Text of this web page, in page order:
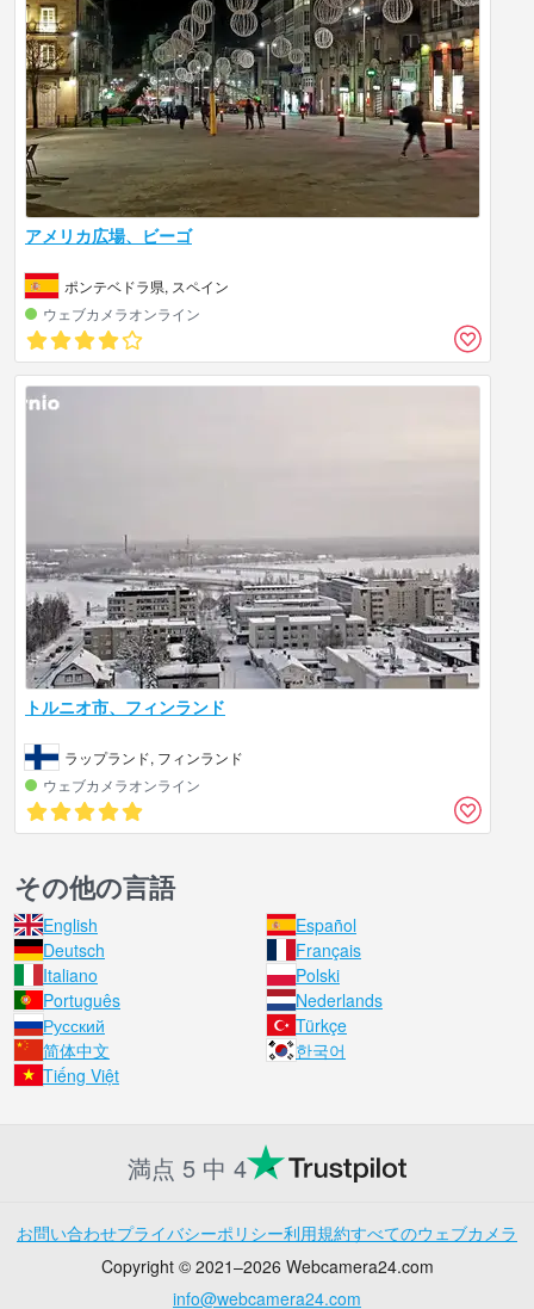
アメリカ広場、ビーゴ
ポンテベドラ県, スペイン
ウェブカメラオンライン
トルニオ市、フィンランド
ラップランド, フィンランド
ウェブカメラオンライン
その他の言語
English
Español
Deutsch
Français
Italiano
Polski
Português
Nederlands
Русский
Türkçe
简体中文
한국어
Tiếng Việt
満点 5 中 4
お問い合わせプライバシーポリシー利用規約すべてのウェブカメラ
Copyright © 2021–2026 Webcamera24.com
info@webcamera24.com